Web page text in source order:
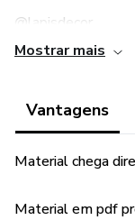
@lapisdecor
Mostrar mais
Vantagens
Material chega
Material em pdf